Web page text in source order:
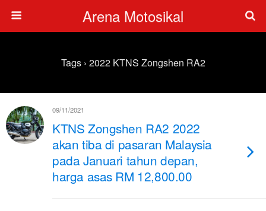
Arena Motosikal
Tags › 2022 KTNS Zongshen RA2
09/11/2021
KTNS Zongshen RA2 2022
akan tiba di pasaran Malaysia
pada Januari tahun depan,
harga asas RM 12,800.00